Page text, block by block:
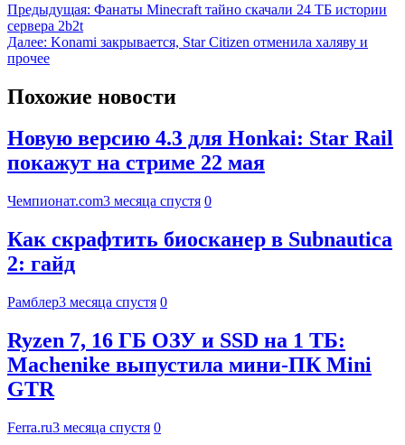
Предыдущая: Фанаты Minecraft тайно скачали 24 ТБ истории
сервера 2b2t
Далее: Konami закрывается, Star Citizen отменила халяву и
прочее
Похожие новости
Новую версию 4.3 для Honkai: Star Rail
покажут на стриме 22 мая
Чемпионат.com3 месяца спустя 0
Как скрафтить биосканер в Subnautica
2: гайд
Рамблер3 месяца спустя 0
Ryzen 7, 16 ГБ ОЗУ и SSD на 1 ТБ:
Machenike выпустила мини-ПК Mini
GTR
Ferra.ru3 месяца спустя 0